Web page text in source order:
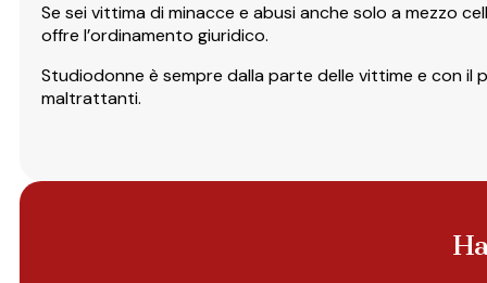
Se sei vittima di minacce e abusi anche solo a mezzo
offre l’ordinamento giuridico.
Studiodonne è sempre dalla parte delle vittime e con
maltrattanti.